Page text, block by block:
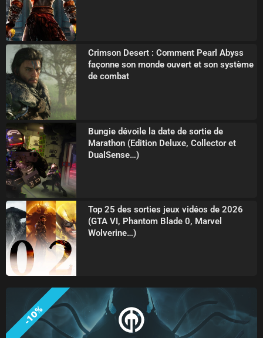
Crimson Desert : Comment Pearl Abyss
façonne son monde ouvert et son système
de combat
Bungie dévoile la date de sortie de
Marathon (Edition Deluxe, Collector et
DualSense…)
Top 25 des sorties jeux vidéos de 2026
(GTA VI, Phantom Blade 0, Marvel
Wolverine…)
-10%